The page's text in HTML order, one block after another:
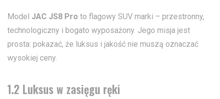
Model JAC JS8 Pro to flagowy SUV marki – przestronny,
technologiczny i bogato wyposażony. Jego misja jest
prosta: pokazać, że luksus i jakość nie muszą oznaczać
wysokiej ceny.
1.2 Luksus w zasięgu ręki